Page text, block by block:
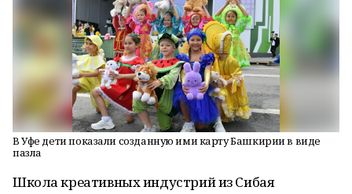
В Уфе дети показали созданную ими карту Башкирии в виде
пазла
Школа креативных индустрий из Сибая